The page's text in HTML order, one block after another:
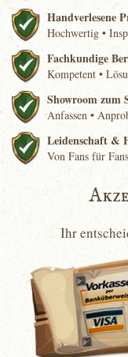
Handverlesene
Hochwertig •
Fachkundige
Kompetent •
Showroom zum
Anfassen •
Leidenschaft &
Von Fans für
Ihr